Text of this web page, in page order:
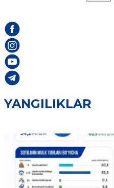
YANGILIKLAR